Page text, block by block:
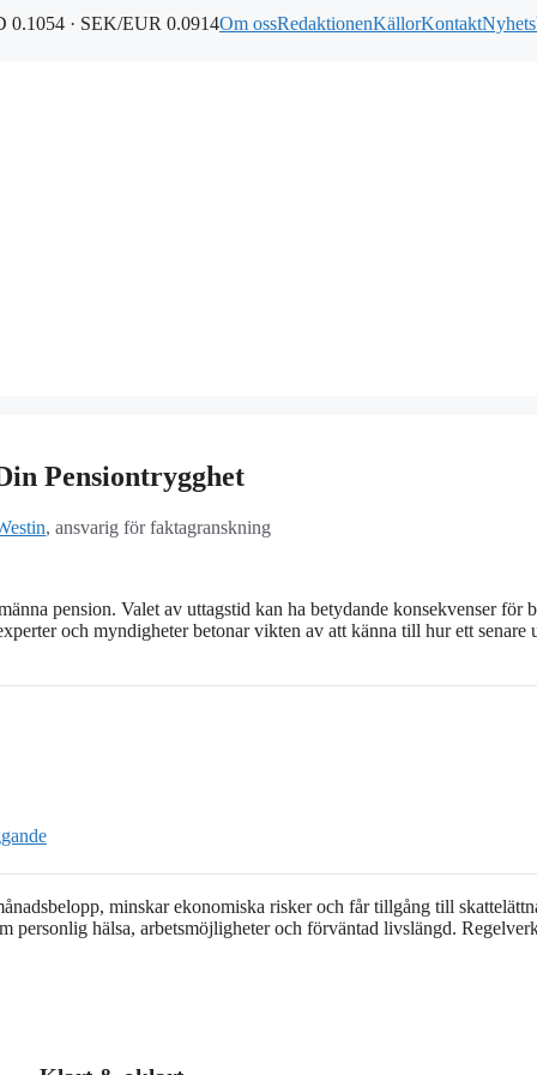
0.1054 · SEK/EUR 0.0914Om ossRedaktionenKällorKontakt
Pensiontrygghet
, ansvarig för faktagranskning
pension. Valet av uttagstid kan ha betydande konsekvenser för
och myndigheter betonar vikten av att känna till hur ett senare
minskar ekonomiska risker och får tillgång till
personlig hälsa, arbetsmöjligheter och förväntad livslängd.